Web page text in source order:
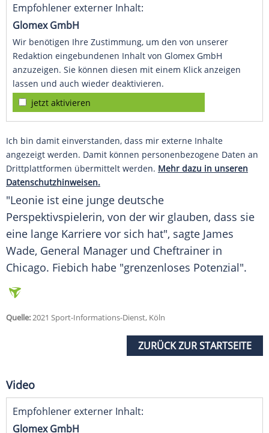
Empfohlener externer Inhalt:
Glomex GmbH
Wir benötigen Ihre Zustimmung, um den von unserer
Redaktion eingebundenen Inhalt von Glomex GmbH
anzuzeigen. Sie können diesen mit einem Klick anzeigen
lassen und auch wieder deaktivieren.
jetzt aktivieren
Ich bin damit einverstanden, dass mir externe Inhalte
angezeigt werden. Damit können personenbezogene Daten an
Drittplattformen übermittelt werden. Mehr dazu in unseren
Datenschutzhinweisen.
"Leonie ist eine junge deutsche
Perspektivspielerin, von der wir glauben, dass sie
eine lange Karriere vor sich hat", sagte James
Wade, General Manager und Cheftrainer in
Chicago. Fiebich habe "grenzenloses Potenzial".
Quelle:2021 Sport-Informations-Dienst, Köln
ZURÜCK ZUR STARTSEITE
Video
Empfohlener externer Inhalt:
Glomex GmbH